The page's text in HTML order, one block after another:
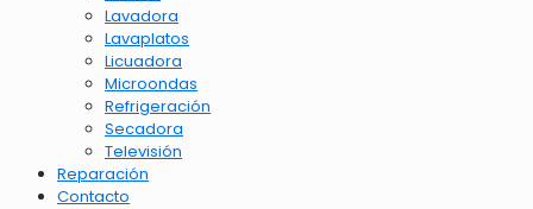
Lavadora
Lavaplatos
Licuadora
Microondas
Refrigeración
Secadora
Televisión
Reparación
Contacto